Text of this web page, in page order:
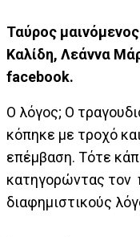
Ταύρος
Καλίδη, Λεάννα
facebook.
O λόγος; Ο
κόπηκε με τροχό
επέμβαση. Τότε
κατηγορώντας τον
διαφημιστικούς